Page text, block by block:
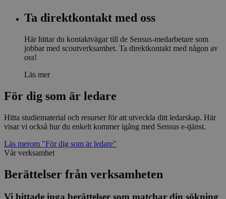
Ta direktkontakt med oss
Här hittar du kontaktvägar till de Sensus-medarbetare som
jobbar med scoutverksamhet. Ta direktkontakt med någon av
oss!
Läs mer
För dig som är ledare
Hitta studiematerial och resurser för att utveckla ditt ledarskap. Här
visar vi också hur du enkelt kommer igång med Sensus e-tjänst.
Läs merom "För dig som är ledare"
Vår verksamhet
Berättelser från verksamheten
Vi hittade inga berättelser som matchar din sökning